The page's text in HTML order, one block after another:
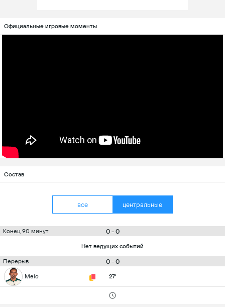
Официальные игровые моменты
Состав
все центральные
Конец 90 минут 0 - 0
Нет ведущих событий
Перерыв 0 - 0
Melo 27'